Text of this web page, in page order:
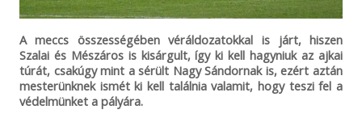
A meccs összességében véráldozatokkal is járt, hiszen
Szalai és Mészáros is kisárgult, így ki kell hagyniuk az ajkai
túrát, csakúgy mint a sérült Nagy Sándornak is, ezért aztán
mesterünknek ismét ki kell találnia valamit, hogy teszi fel a
védelmünket a pályára.